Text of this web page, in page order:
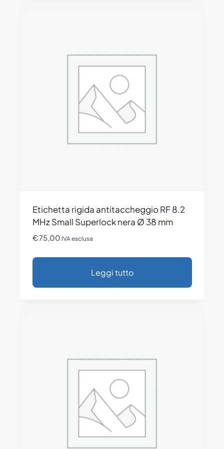
Etichetta rigida antitaccheggio RF 8.2
MHz Small Superlock nera Ø 38 mm
€75,00 IVA esclusa
Leggi tutto